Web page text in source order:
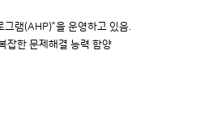
그램(AHP)”을 운영하고 있음.
잡한 문제해결 능력 함양